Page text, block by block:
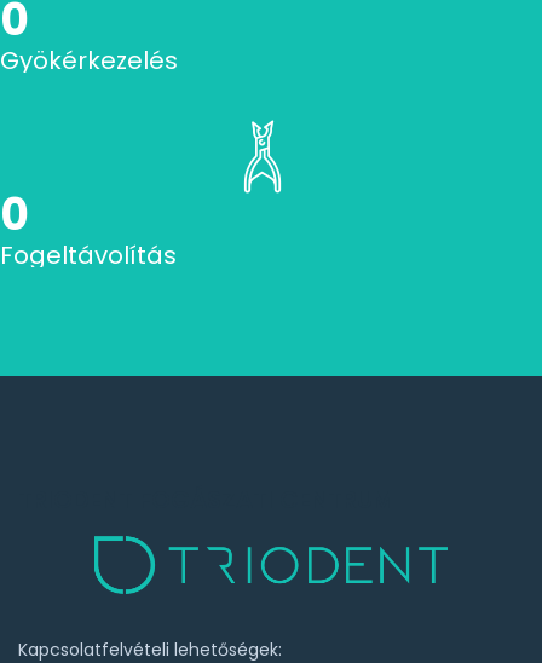
0
Gyökérkezelés
0
Fogeltávolítás
Kapcsolatfelvételi lehetőségek: